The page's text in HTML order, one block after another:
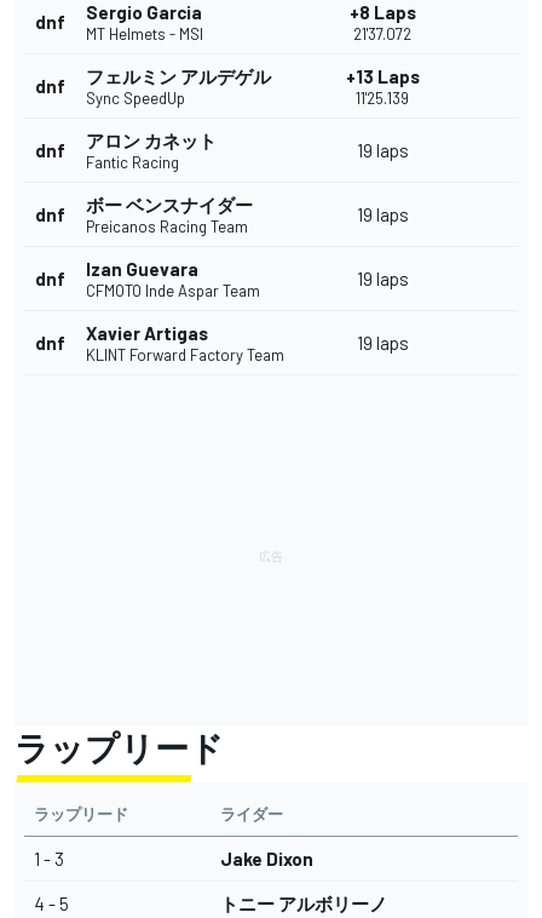
dnf Sergio Garcia
MT Helmets - MSI
+8 Laps
21'37.072
dnf フェルミン アルデゲル
Sync SpeedUp
+13 Laps
11'25.139
dnf アロン カネット
Fantic Racing
19 laps
dnf ボー ベンスナイダー
Preicanos Racing Team
19 laps
dnf Izan Guevara
CFMOTO Inde Aspar Team
19 laps
dnf Xavier Artigas
KLINT Forward Factory Team
19 laps
ラップリード
ラップリード ライダー
1 - 3 Jake Dixon
4 - 5 トニー アルボリーノ